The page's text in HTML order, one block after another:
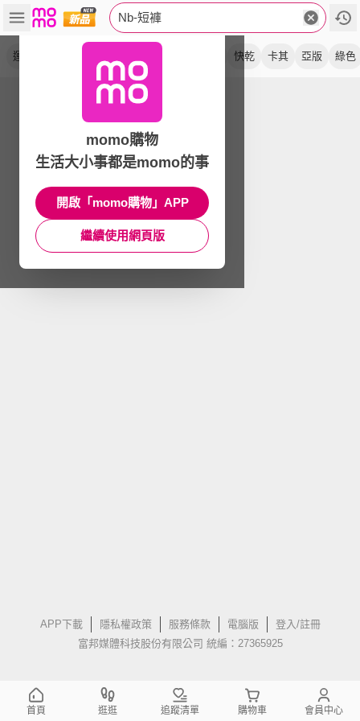
Nb-短褲
運動褲 快乾 卡其 亞版 綠色
APP下載 隱私權政策 服務條款 電腦版
登入/註冊
富邦媒體科技股份有限公司 統編：27365925
momo購物
生活大小事都是momo的事
開啟「momo購物」APP
繼續使用網頁版
首頁 逛逛 追蹤清單 購物車 會員中心